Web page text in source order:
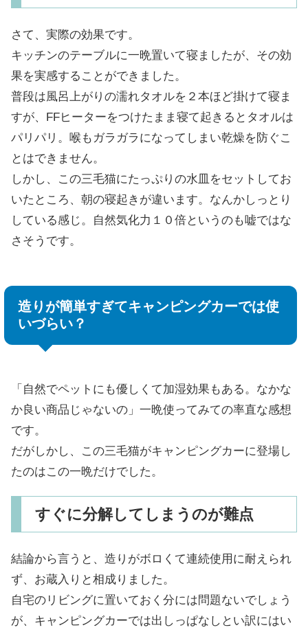
さて、実際の効果です。
キッチンのテーブルに一晩置いて寝ましたが、その効
果を実感することができました。
普段は風呂上がりの濡れタオルを２本ほど掛けて寝ま
すが、FFヒーターをつけたまま寝て起きるとタオルは
パリパリ。喉もガラガラになってしまい乾燥を防ぐこ
とはできません。
しかし、この三毛猫にたっぷりの水皿をセットしてお
いたところ、朝の寝起きが違います。なんかしっとり
している感じ。自然気化力１０倍というのも嘘ではな
さそうです。
造りが簡単すぎてキャンピングカーでは使
いづらい？
「自然でペットにも優しくて加湿効果もある。なかな
か良い商品じゃないの」一晩使ってみての率直な感想
です。
だがしかし、この三毛猫がキャンピングカーに登場し
たのはこの一晩だけでした。
すぐに分解してしまうのが難点
結論から言うと、造りがボロくて連続使用に耐えられ
ず、お蔵入りと相成りました。
自宅のリビングに置いておく分には問題ないでしょう
が、キャンピングカーでは出しっぱなしとい訳にはい